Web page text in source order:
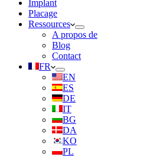
Implant
Placage
Ressources
A propos de
Blog
Contact
FR
EN
ES
DE
IT
BG
DA
KO
PL